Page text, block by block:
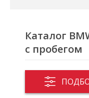
Каталог
с пробегом